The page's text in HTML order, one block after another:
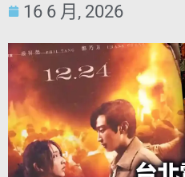
16 6 月, 2026